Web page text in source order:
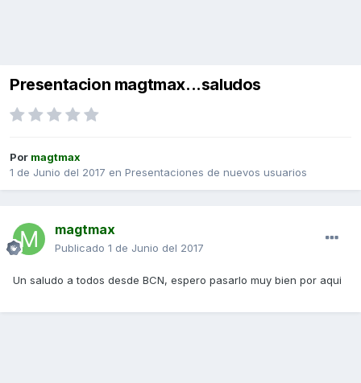
Presentacion magtmax...saludos
Por magtmax
1 de Junio del 2017 en Presentaciones de nuevos usuarios
magtmax
Publicado 1 de Junio del 2017
Un saludo a todos desde BCN, espero pasarlo muy bien por aqui